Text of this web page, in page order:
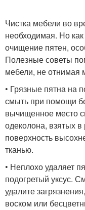
Чистка мебели во
необходимая. Но
очищение пятен,
Полезные советы
мебели, не отнимая
• Грязные пятна на
смыть при помощи
вычищенное место
одеколона, взятых в
поверхность
тканью.
• Неплохо удаляет
подогретый уксус.
удалите
воском или